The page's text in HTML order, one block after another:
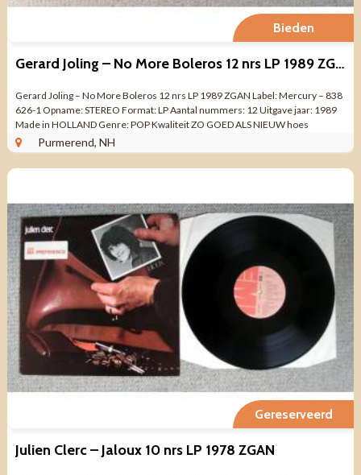
Bieden
Gerard Joling – No More Boleros 12 nrs LP 1989 ZGAN
Gerard Joling – No More Boleros 12 nrs LP 1989 ZGAN Label: Mercury – 838
626-1 Opname: STEREO Format: LP Aantal nummers: 12 Uitgave jaar: 1989
Made in HOLLAND Genre: POP Kwaliteit ZO GOED ALS NIEUW hoes
gebruikssporen ...
Purmerend, NH
Gereserveerd
Julien Clerc – Jaloux 10 nrs LP 1978 ZGAN